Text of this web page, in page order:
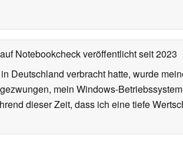
Notebookcheck veröffentlichtseit 2023
Deutschland verbracht hatte, wurde
mein Windows-
dieser Zeit, dass ich eine tiefe